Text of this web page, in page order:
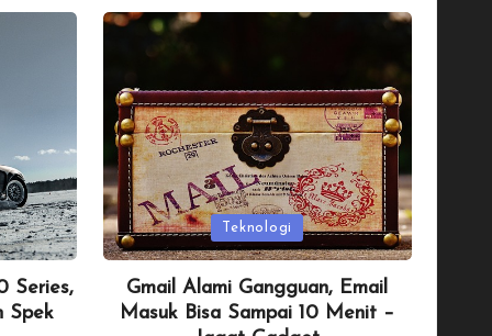
Series,
Spek
Posted
in
Teknologi
Gmail Alami Gangguan, Email
Masuk Bisa Sampai 10 Menit –